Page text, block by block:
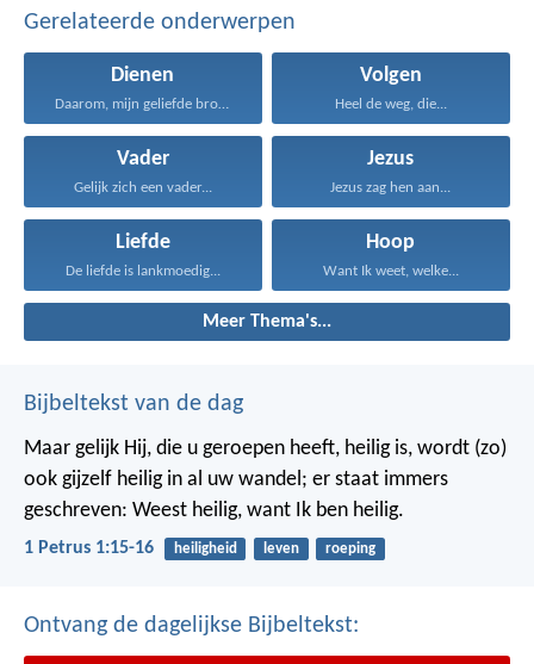
Gerelateerde onderwerpen
Dienen
Daarom, mijn geliefde broeders...
Volgen
Heel de weg, die...
Vader
Gelijk zich een vader...
Jezus
Jezus zag hen aan...
Liefde
De liefde is lankmoedig...
Hoop
Want Ik weet, welke...
Meer Thema's...
Bijbeltekst van de dag
Maar gelijk Hij, die u geroepen heeft, heilig is, wordt (zo)
ook gijzelf heilig in al uw wandel; er staat immers
geschreven: Weest heilig, want Ik ben heilig.
1 Petrus 1:15-16 heiligheid leven roeping
Ontvang de dagelijkse Bijbeltekst: